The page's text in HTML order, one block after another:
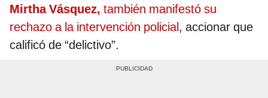
Mirtha Vásquez, también manifestó su
rechazo a la intervención policial, accionar que
calificó de “delictivo”.